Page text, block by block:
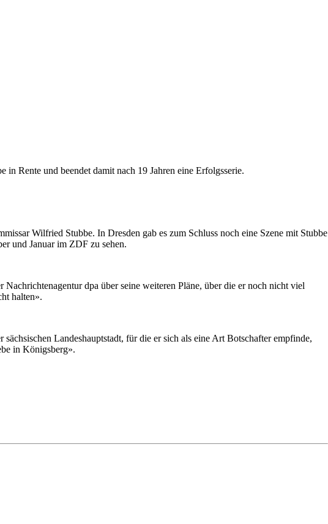
Rente und beendet damit nach 19 Jahren eine Erfolgsserie.
Wilfried Stubbe. In Dresden gab es zum Schluss noch eine Szene mit Stubbe
und Januar im ZDF zu sehen.
dpa über seine weiteren Pläne, über die er noch nicht viel
halten».
Landeshauptstadt, für die er sich als eine Art Botschafter empfinde,
in Königsberg».